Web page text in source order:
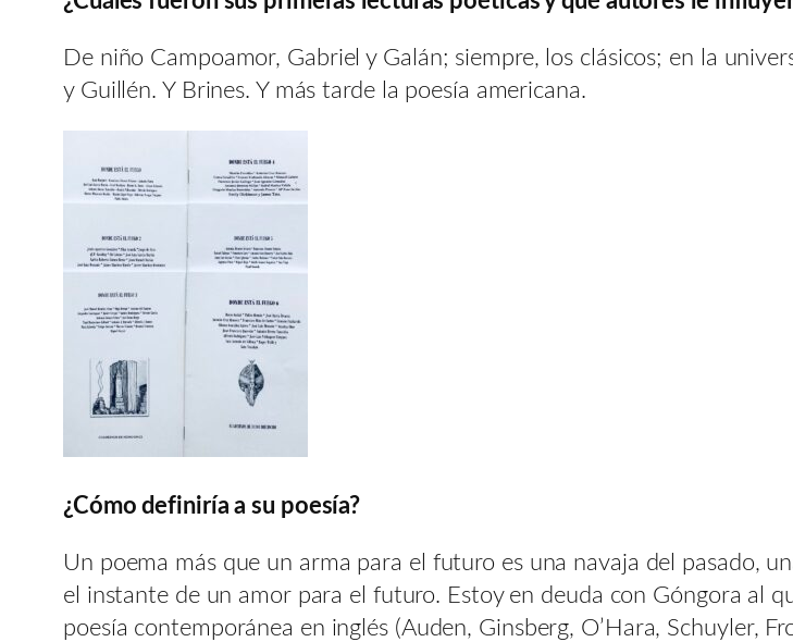
De niño Campoamor, Gabriel y Galán; siempre, los clásicos; en la
y Guillén. Y Brines. Y más tarde la poesía americana.
¿Cómo definiría a su poesía?
Un poema más que un arma para el futuro es una navaja del pasado,
el instante de un amor para el futuro. Estoy en deuda con Góngora al
poesía contemporánea en inglés (Auden, Ginsberg, O’Hara, Schuyler,